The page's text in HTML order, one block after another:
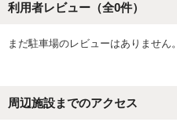
利用者レビュー（全0件）
まだ駐車場のレビューはありません。
周辺施設までのアクセス